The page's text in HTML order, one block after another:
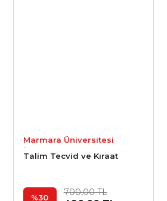
Marmara Üniversitesi
İlahiyat Fakültesi Vakfı
Talim Tecvid ve Kıraat
%30
700,00 TL